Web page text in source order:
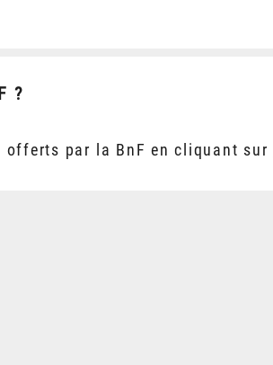
?
offerts par la BnF en cliquant sur